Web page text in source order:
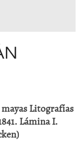
Litografías
Lámina I.